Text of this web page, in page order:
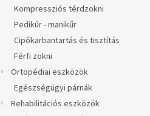
Kompressziós térdzokni
Pedikűr - manikűr
Cipőkarbantartás és tisztítás
Férfi zokni
Ortopédiai eszközök
Egészségügyi párnák
Rehabilitációs eszközök